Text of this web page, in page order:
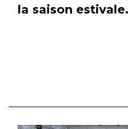
la saison estivale.